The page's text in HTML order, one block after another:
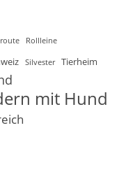
Rollleine
Silvester Tierheim
mit Hund